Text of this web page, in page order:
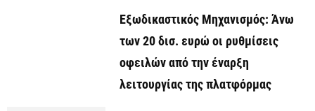
Εξωδικαστικός Μηχανισμός: Άνω
των 20 δισ. ευρώ οι ρυθμίσεις
οφειλών από την έναρξη
λειτουργίας της πλατφόρμας